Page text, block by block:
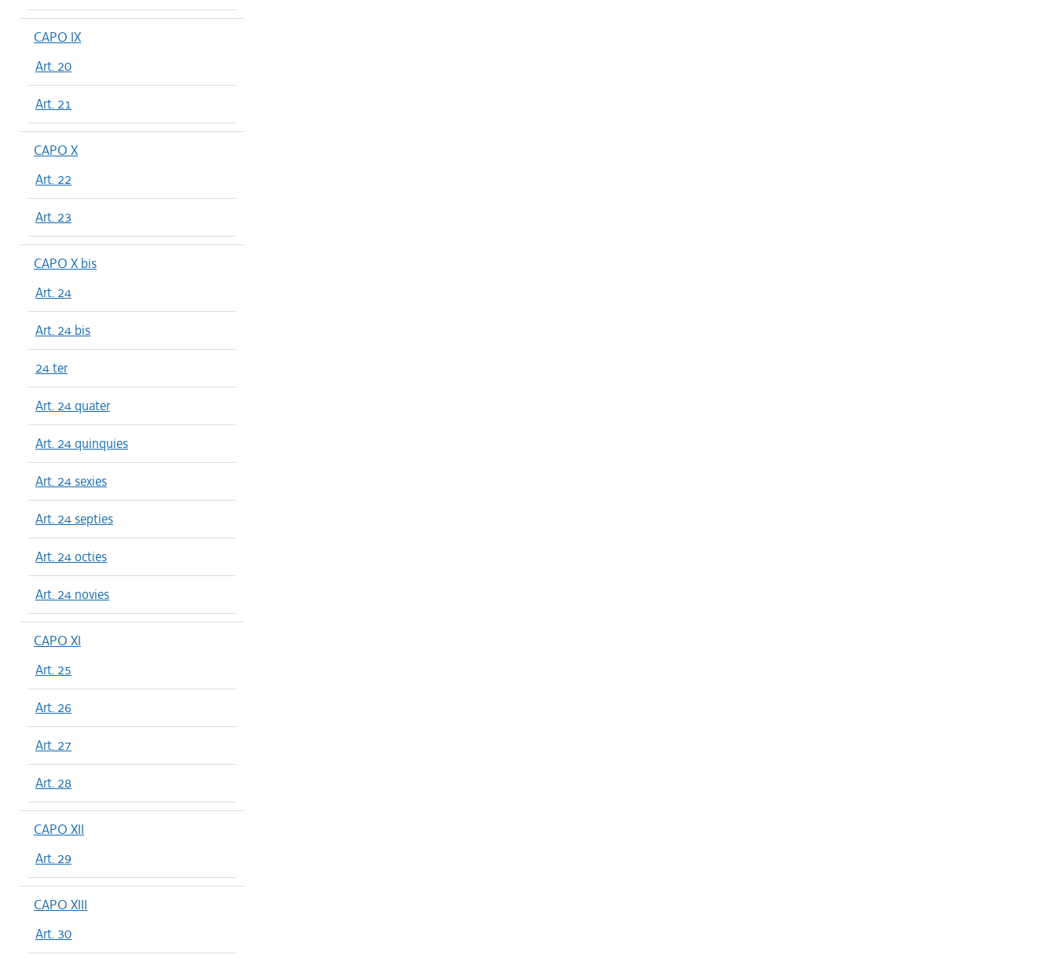
CAPO IX
Art. 20
Art. 21
CAPO X
Art. 22
Art. 23
CAPO X bis
Art. 24
Art. 24 bis
24 ter
Art. 24 quater
Art. 24 quinquies
Art. 24 sexies
Art. 24 septies
Art. 24 octies
Art. 24 novies
CAPO XI
Art. 25
Art. 26
Art. 27
Art. 28
CAPO XII
Art. 29
CAPO XIII
Art. 30